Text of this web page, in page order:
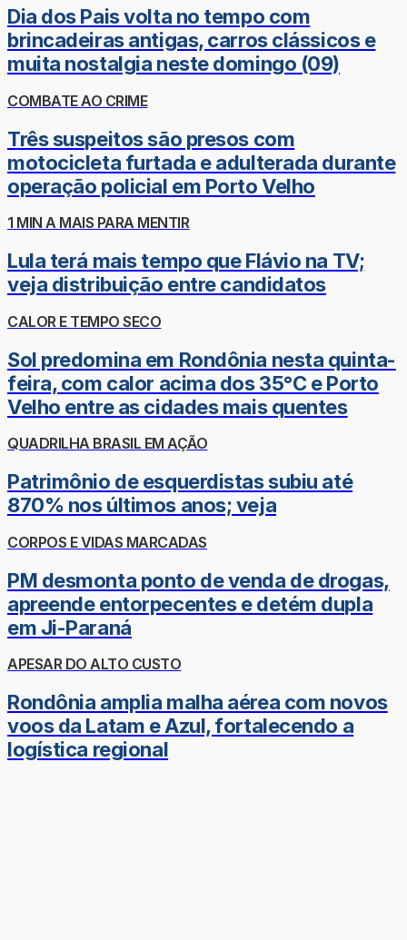
Dia dos Pais volta no tempo com
brincadeiras antigas, carros clássicos e
muita nostalgia neste domingo (09)
COMBATE AO CRIME
Três suspeitos são presos com
motocicleta furtada e adulterada durante
operação policial em Porto Velho
1 MIN A MAIS PARA MENTIR
Lula terá mais tempo que Flávio na TV;
veja distribuição entre candidatos
CALOR E TEMPO SECO
Sol predomina em Rondônia nesta quinta-
feira, com calor acima dos 35°C e Porto
Velho entre as cidades mais quentes
QUADRILHA BRASIL EM AÇÃO
Patrimônio de esquerdistas subiu até
870% nos últimos anos; veja
CORPOS E VIDAS MARCADAS
PM desmonta ponto de venda de drogas,
apreende entorpecentes e detém dupla
em Ji-Paraná
APESAR DO ALTO CUSTO
Rondônia amplia malha aérea com novos
voos da Latam e Azul, fortalecendo a
logística regional